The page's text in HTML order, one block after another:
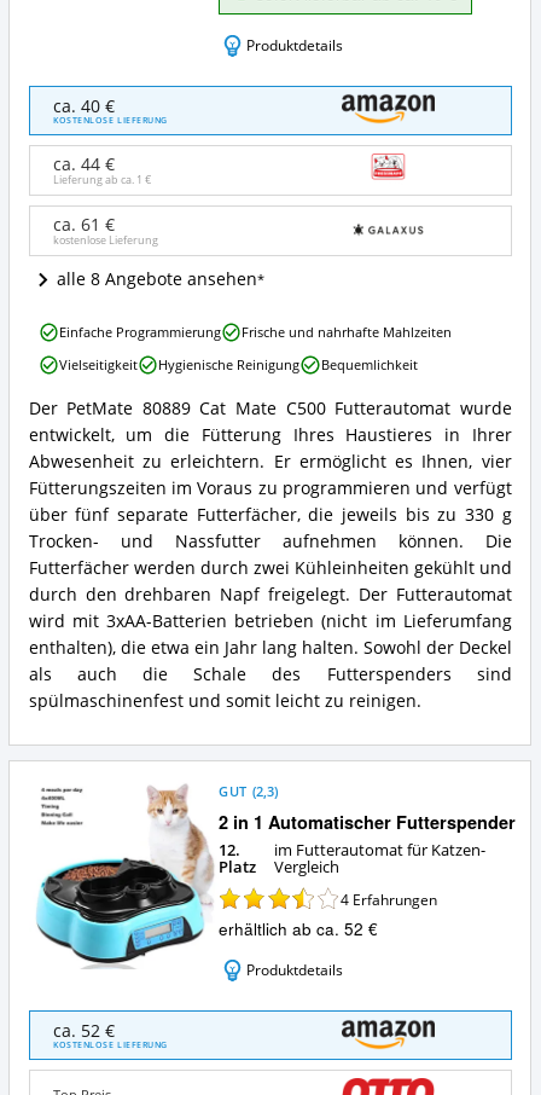
Produktdetails
PetMate
80889
Cat
Mate
C500
Futterautomat
Angebote:
ist
dieser
für
Katzen
erhältlich?
ca. 40 €
KOSTENLOSE LIEFERUNG
ca. 44 €
Lieferung ab ca. 1 €
ca. 61 €
kostenlose Lieferung
alle 8 Angebote ansehen
PetMate
80889
Cat
Mate
C500
Futterautomat
Zusammenfassung:
Was
bietet
dieser
Futterautomat
für
Katzen?
Der PetMate 80889 Cat Mate C500 Futterautomat wurde
entwickelt, um die Fütterung Ihres Haustieres in Ihrer
Abwesenheit zu erleichtern. Er ermöglicht es Ihnen, vier
Fütterungszeiten im Voraus zu programmieren und verfügt
über fünf separate Futterfächer, die jeweils bis zu 330 g
Trocken- und Nassfutter aufnehmen können. Die
Futterfächer werden durch zwei Kühleinheiten gekühlt und
durch den drehbaren Napf freigelegt. Der Futterautomat
wird mit 3xAA-Batterien betrieben (nicht im Lieferumfang
enthalten), die etwa ein Jahr lang halten. Sowohl der Deckel
als auch die Schale des Futterspenders sind
spülmaschinenfest und somit leicht zu reinigen.
PetMate
80889
Cat
C500
Futterautomat
Vorteile:
Was
spricht
für
diesen
Futterautomat
für
Katzen?
Einfache Programmierung
Frische und nahrhafte Mahlzeiten
Vielseitigkeit
Hygienische Reinigung Bequemlichkeit
2 in 1 Automatischer Futterspender
GUT (2,3)
12.
Platz
im Futterautomat für Katzen-
Vergleich
4 Erfahrungen
erhältlich ab ca. 52 €
Produktdetails
1
Automatischer
ca. 52 €
KOSTENLOSE LIEFERUNG